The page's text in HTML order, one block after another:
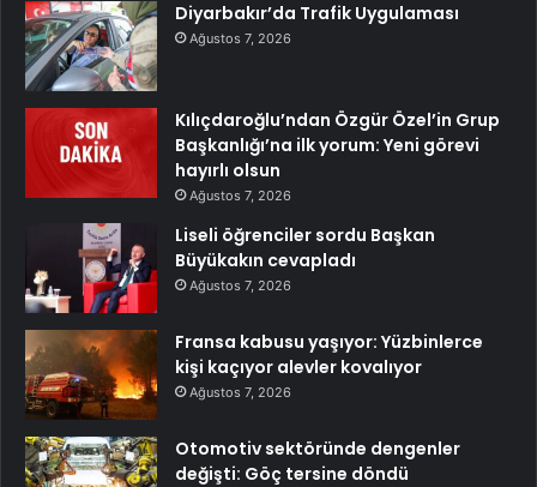
Diyarbakır’da Trafik Uygulaması
Ağustos 7, 2026
Kılıçdaroğlu’ndan Özgür Özel’in Grup
Başkanlığı’na ilk yorum: Yeni görevi
hayırlı olsun
Ağustos 7, 2026
Liseli öğrenciler sordu Başkan
Büyükakın cevapladı
Ağustos 7, 2026
Fransa kabusu yaşıyor: Yüzbinlerce
kişi kaçıyor alevler kovalıyor
Ağustos 7, 2026
Otomotiv sektöründe dengenler
değişti: Göç tersine döndü